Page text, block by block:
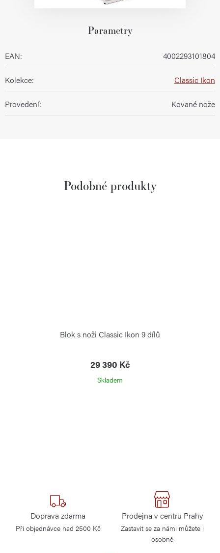
Parametry
EAN: 4002293101804
Kolekce: Classic Ikon
Provedení: Kované nože
Blok s noži Classic Ikon 9 dílů
29 390 Kč
Skladem
Doprava zdarma
Při objednávce nad 2500 Kč
Prodejna v centru Prahy
Zastavit se za námi můžete i
osobně